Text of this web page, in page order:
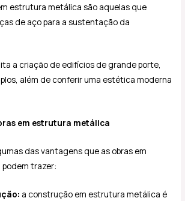
estrutura metálica são aquelas que
de aço para a sustentação da
a criação de edifícios de grande porte,
além de conferir uma estética moderna
em estrutura metálica
das vantagens que as obras em
trazer:
a construção em estrutura metálica é